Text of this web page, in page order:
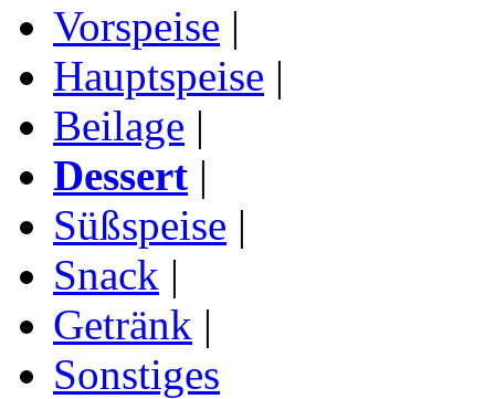
Vorspeise |
Hauptspeise |
Beilage |
Dessert |
Süßspeise |
Snack |
Getränk |
Sonstiges